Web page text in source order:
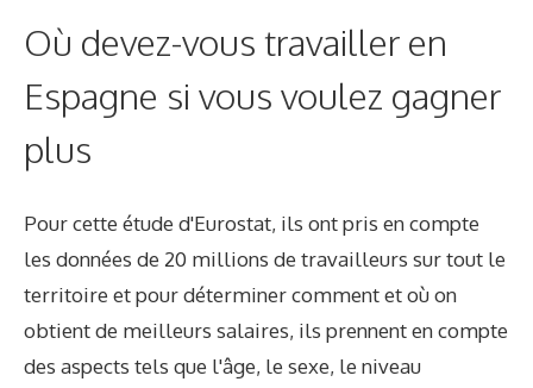
Où devez-vous travailler en
Espagne si vous voulez gagner
plus
Pour cette étude d'Eurostat, ils ont pris en compte
les données de 20 millions de travailleurs sur tout le
territoire et pour déterminer comment et où on
obtient de meilleurs salaires, ils prennent en compte
des aspects tels que l'âge, le sexe, le niveau